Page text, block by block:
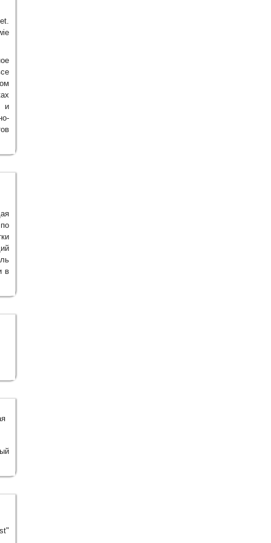
и
в